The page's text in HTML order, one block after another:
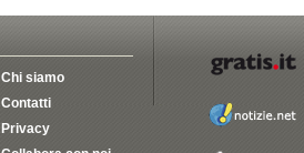
Chi siamo
Contatti
Privacy